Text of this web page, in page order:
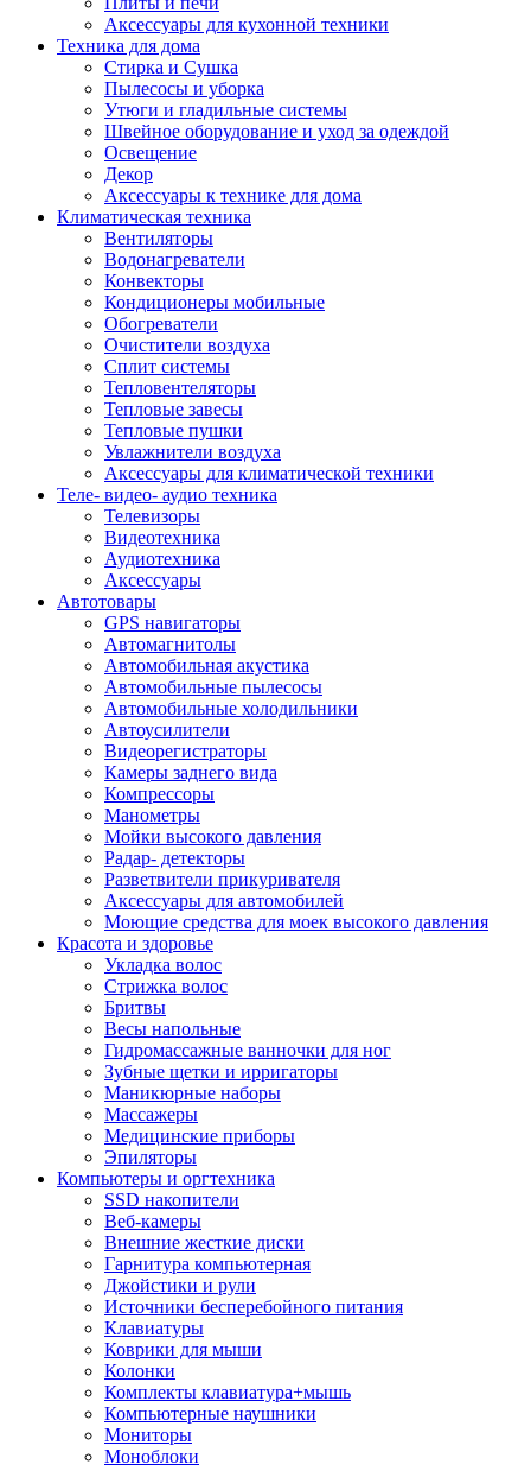
Аксессуары для кухонной техники
Техника для дома
Стирка и Сушка
Пылесосы и уборка
Утюги и гладильные системы
Швейное оборудование и уход за одеждой
Освещение
Декор
Аксессуары к технике для дома
Климатическая техника
Вентиляторы
Водонагреватели
Конвекторы
Кондиционеры мобильные
Обогреватели
Очистители воздуха
Сплит системы
Тепловентеляторы
Тепловые завесы
Тепловые пушки
Увлажнители воздуха
Аксессуары для климатической техники
Теле- видео- аудио техника
Телевизоры
Видеотехника
Аудиотехника
Аксессуары
Автотовары
GPS навигаторы
Автомагнитолы
Автомобильная акустика
Автомобильные пылесосы
Автомобильные холодильники
Автоусилители
Видеорегистраторы
Камеры заднего вида
Компрессоры
Манометры
Мойки высокого давления
Радар- детекторы
Разветвители прикуривателя
Аксессуары для автомобилей
Моющие средства для моек высокого давления
Красота и здоровье
Укладка волос
Стрижка волос
Бритвы
Весы напольные
Гидромассажные ванночки для ног
Зубные щетки и ирригаторы
Маникюрные наборы
Массажеры
Медицинские приборы
Эпиляторы
Компьютеры и оргтехника
SSD накопители
Веб-камеры
Внешние жесткие диски
Гарнитура компьютерная
Джойстики и рули
Источники бесперебойного питания
Клавиатуры
Коврики для мыши
Колонки
Комплекты клавиатура+мышь
Компьютерные наушники
Мониторы
Моноблоки